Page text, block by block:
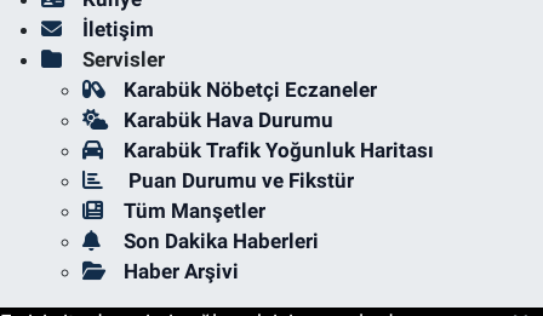
İletişim
Servisler
Karabük Nöbetçi Eczaneler
Karabük Hava Durumu
Karabük Trafik Yoğunluk Haritası
Puan Durumu ve Fikstür
Tüm Manşetler
Son Dakika Haberleri
Haber Arşivi